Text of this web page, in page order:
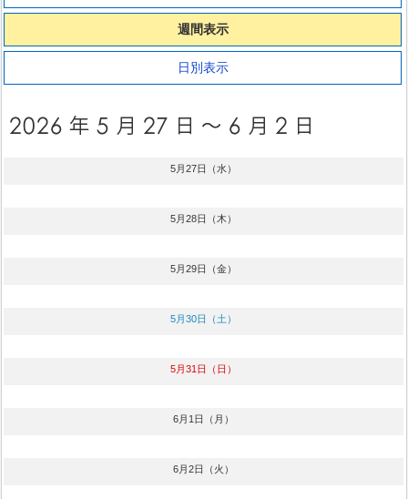
週間表示
日別表示
5月27日（水）
5月28日（木）
5月29日（金）
5月30日（土）
5月31日（日）
6月1日（月）
6月2日（火）